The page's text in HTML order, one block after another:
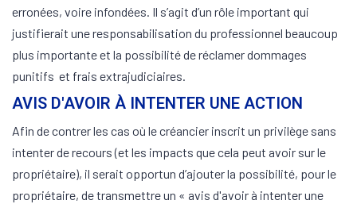
erronées, voire infondées. Il s’agit d’un rôle important qui
justifierait une responsabilisation du professionnel beaucoup
plus importante et la possibilité de réclamer dommages
punitifs et frais extrajudiciaires.
AVIS D'AVOIR À INTENTER UNE ACTION
Afin de contrer les cas où le créancier inscrit un privilège sans
intenter de recours (et les impacts que cela peut avoir sur le
propriétaire), il serait opportun d’ajouter la possibilité, pour le
propriétaire, de transmettre un « avis d'avoir à intenter une